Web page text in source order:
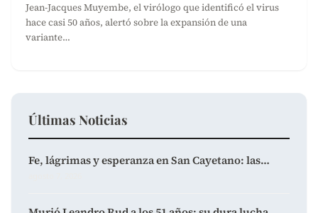
Jean-Jacques Muyembe, el virólogo que identificó el virus
hace casi 50 años, alertó sobre la expansión de una
variante…
Últimas Noticias
Fe, lágrimas y esperanza en San Cayetano: las…